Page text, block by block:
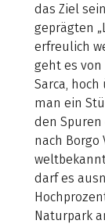
das Ziel
geprägten
erfreulich
geht es
Sarca,
man ein
den
nach Borgo
darf es
Naturpark